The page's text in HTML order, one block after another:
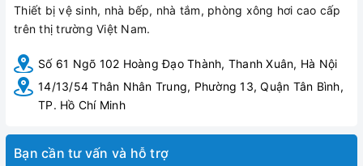
Thiết bị vệ sinh, nhà bếp, nhà tắm, phòng xông hơi cao cấp
trên thị trường Việt Nam.
Số 61 Ngõ 102 Hoàng Đạo Thành, Thanh Xuân, Hà Nội
14/13/54 Thân Nhân Trung, Phường 13, Quận Tân Bình,
TP. Hồ Chí Minh
Bạn cần tư vấn và hỗ trợ